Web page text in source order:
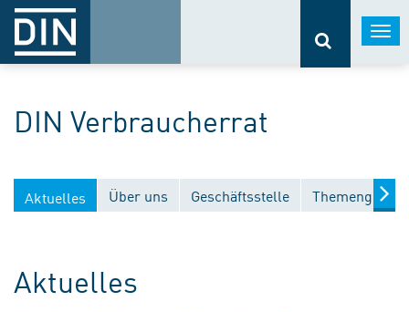
DIN Verbraucherrat
Aktuelles Über uns Geschäftsstelle
Aktuelles